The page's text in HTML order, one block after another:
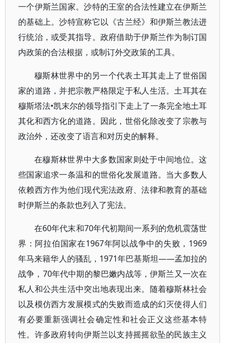
一个伊斯兰国家。沙特的王室的合法性建立在伊斯兰
的基础上。沙特宣称它以《古兰经》和伊斯兰教法进
行统治，或受其指导。政府借助于伊斯兰作为制订国
内政策的合法根据，或制订外交政策的工具。
穆斯林世界中的另一个代表土耳其走上了世俗国
家的道路，并把宗教严格限定于私人生活。土耳其在
穆斯塔法•凯末尔的领导指引下走上了一条完全地土耳
其化和西方化的道路。因此，世俗化除改变了宗教与
政治外，还改变了语言和对历史的解释。
在穆斯林世界中大多数国家则处于中间地位。这
些国家追求一条温和的世俗化发展道路。当大多数人
依赖西方作为他们现代宪法政府、法律和教育的基础
时伊斯兰的条款也列入了宪法。
在60年代末和70年代初期间一系列的危机震荡世
界：阿拉伯国家在1967年阿以战争中的失败，1969
年马来籍华人的骚乱，1971年巴基斯坦——孟加拉的
战争，70年代中期的黎巴嫩内战等，伊斯兰又一次在
私人和公共生活中突出地表现出来。随着穆斯林社会
以及模仿西方发展模式的失败而造成的幻灭使得人们
有必要重新强调社会确定性和社会正义这些基本特
性。许多政府转向伊斯兰以支持摇摇欲坠的民族主义